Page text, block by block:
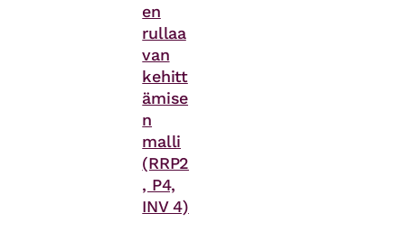
en
rullaa
van
kehitt
ämise
n
malli
(RRP2
, P4,
INV 4)